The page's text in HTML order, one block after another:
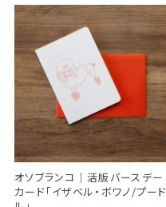
オソブランコ｜活版バースデー
カード「イザベル・ボワノ/プード